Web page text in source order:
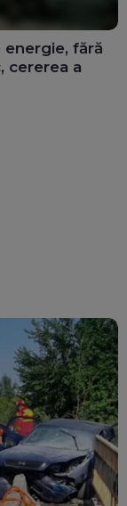
fără
cererea a